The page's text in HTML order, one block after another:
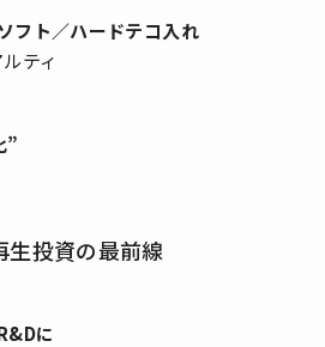
フト／ハードテコ入れ
ティ
”
生投資の最前線
に